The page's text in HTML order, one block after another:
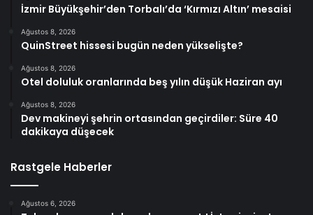
İzmir Büyükşehir’den Torbalı’da ‘Kırmızı Altın’ mesaisi
Ağustos 8, 2026
QuinStreet hissesi bugün neden yükselişte?
Ağustos 8, 2026
Otel doluluk oranlarında beş yılın düşük Haziran ayı
Ağustos 8, 2026
Dev makineyi şehrin ortasından geçirdiler: Süre 40
dakikaya düşecek
Rastgele Haberler
Ağustos 6, 2026